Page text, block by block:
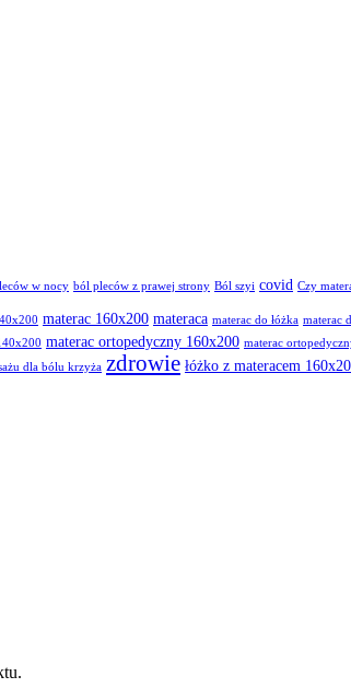
w nocy ból pleców z prawej strony Ból szyi covid Czy
materac 160x200 materaca materac do łóżka materac
materac ortopedyczny 160x200 materac
dla bólu krzyża zdrowie łóżko z materacem